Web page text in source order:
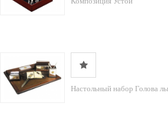
Настольный набор Голова